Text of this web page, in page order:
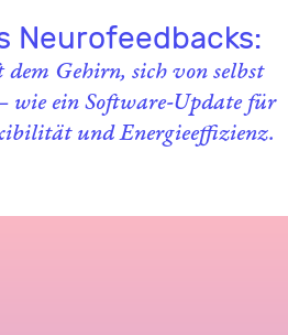
Neurofeedbacks:
Gehirn, sich von selbst
wie ein Software-Update für
und Energieeffizienz.